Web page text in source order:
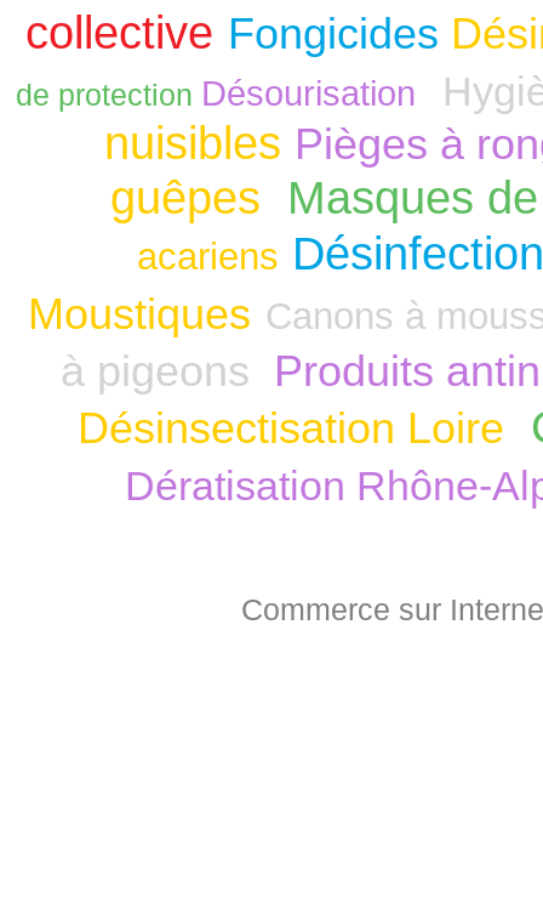
collective Fongicides
de protection Désourisation
nuisibles Pièges à
guêpes Masques
acariens
Moustiques Canons à
à pigeons Produits
Désinsectisation Loire
Dératisation Rhône-
Commerce sur